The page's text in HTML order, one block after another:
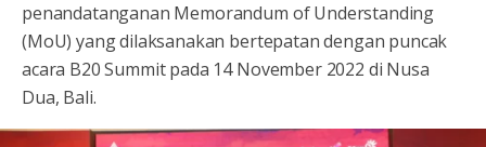
penandatanganan Memorandum of Understanding
(MoU) yang dilaksanakan bertepatan dengan puncak
acara B20 Summit pada 14 November 2022 di Nusa
Dua, Bali.